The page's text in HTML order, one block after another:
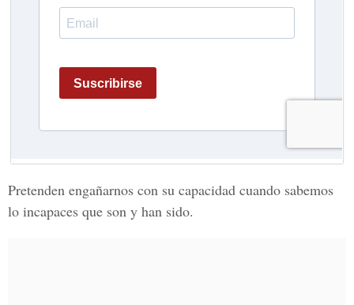
Pretenden engañarnos con su capacidad cuando sabemos
lo incapaces que son y han sido.